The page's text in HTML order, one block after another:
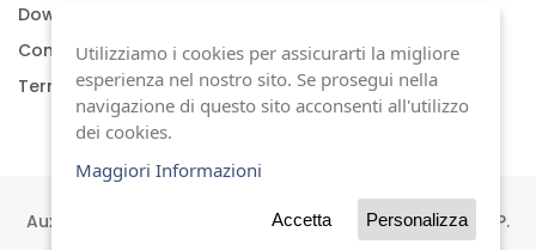
Download documenti
Condizioni generali
Termini di garanzia
Auxilia s.a.s | Viale Carlo Sigonio, 227 | 41124 Modena | P.
Utilizziamo i cookies per assicurarti la migliore
esperienza nel nostro sito. Se prosegui nella
navigazione di questo sito acconsenti all'utilizzo
dei cookies.
Maggiori Informazioni
Accetta Personalizza